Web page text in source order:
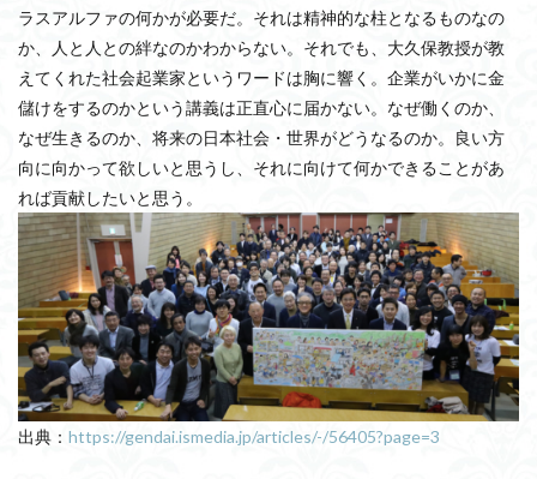
ラスアルファの何かが必要だ。それは精神的な柱となるものなの
か、人と人との絆なのかわからない。それでも、大久保教授が教
えてくれた社会起業家というワードは胸に響く。企業がいかに金
儲けをするのかという講義は正直心に届かない。なぜ働くのか、
なぜ生きるのか、将来の日本社会・世界がどうなるのか。良い方
向に向かって欲しいと思うし、それに向けて何かできることがあ
れば貢献したいと思う。
出典： https://gendai.ismedia.jp/articles/-/56405?page=3